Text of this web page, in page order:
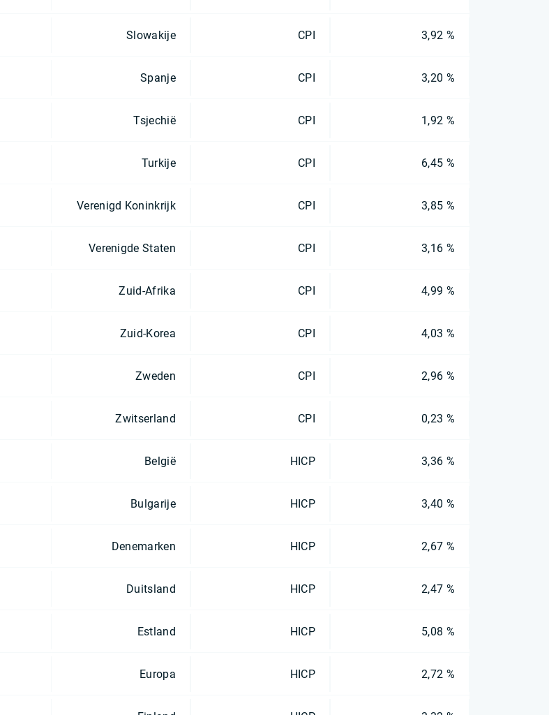
Slowakije CPI 3,92 %
Spanje CPI 3,20 %
Tsjechië CPI 1,92 %
Turkije CPI 6,45 %
Verenigd Koninkrijk CPI 3,85 %
Verenigde Staten CPI 3,16 %
Zuid-Afrika CPI 4,99 %
Zuid-Korea CPI 4,03 %
Zweden CPI 2,96 %
Zwitserland CPI 0,23 %
België HICP 3,36 %
Bulgarije HICP 3,40 %
Denemarken HICP 2,67 %
Duitsland HICP 2,47 %
Estland HICP 5,08 %
Europa HICP 2,72 %